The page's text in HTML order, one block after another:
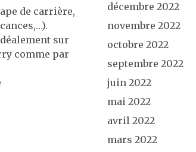
de carrière,
sur
comme par
décembre 2022
novembre 2022
octobre 2022
septembre 2022
juin 2022
mai 2022
avril 2022
mars 2022